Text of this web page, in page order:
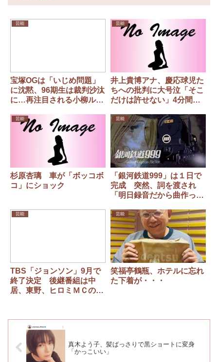
芸能
宝塚OGは「いじめ問題」
に沈黙、96期生は裁判沙汰
に…再注目される小柳ルミ
芸能
井上貴博アナ、慶応球児た
ちへの批判に大号泣「そこ
だけは許せない」4分間涙
訴え
芸能
杉原杏璃 車が「ボッコボ
コ」にショック
芸能
「銀河鉄道999」は１日で
完成 突然、詞を渡され
「明日録音だから曲作っ
芸能
TBS「ジョンソン」9月で
終了決定 後継番組は中
居、東野、ヒロミＭＣの新
芸能
笑福亭鶴瓶、ホテルに忘れ
た下着が・・・
真木よう子、髪ばっさりで黒ショートに変身
「かっこいい」